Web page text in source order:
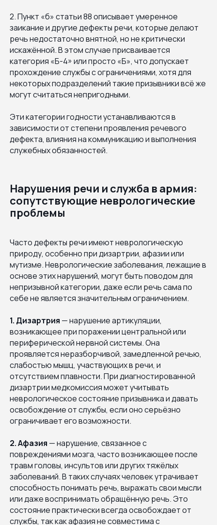
2. Пункт «б» статьи 88 описывает умеренное
заикание и другие дефекты речи, которые делают
речь недостаточно внятной, но не критически
искажённой. В этом случае присваивается
категория «Б-4» или просто «Б», что допускает
прохождение службы с ограничениями, хотя для
некоторых подразделений такие призывники всё же
могут считаться непригодными.
Эти категории годности устанавливаются в
зависимости от степени проявления речевого
дефекта, влияния на коммуникацию и выполнения
служебных обязанностей.
Нарушения речи и служба в армия:
сопутствующие неврологические
проблемы
Часто дефекты речи имеют неврологическую
природу, особенно при дизартрии, афазии или
мутизме. Неврологические заболевания, лежащие в
основе этих нарушений, могут быть поводом для
непризывной категории, даже если речь сама по
себе не является значительным ограничением.
1. Дизартрия — нарушение артикуляции,
возникающее при поражении центральной или
периферической нервной системы. Она
проявляется неразборчивой, замедленной речью,
слабостью мышц, участвующих в речи, и
отсутствием плавности. При диагностированной
дизартрии медкомиссия может учитывать
неврологическое состояние призывника и давать
освобождение от службы, если оно серьёзно
ограничивает его возможности.
2. Афазия — нарушение, связанное с
повреждениями мозга, часто возникающее после
травм головы, инсультов или других тяжёлых
заболеваний. В таких случаях человек утрачивает
способность понимать речь, выражать свои мысли
или даже воспринимать обращённую речь. Это
состояние практически всегда освобождает от
службы, так как афазия не совместима с